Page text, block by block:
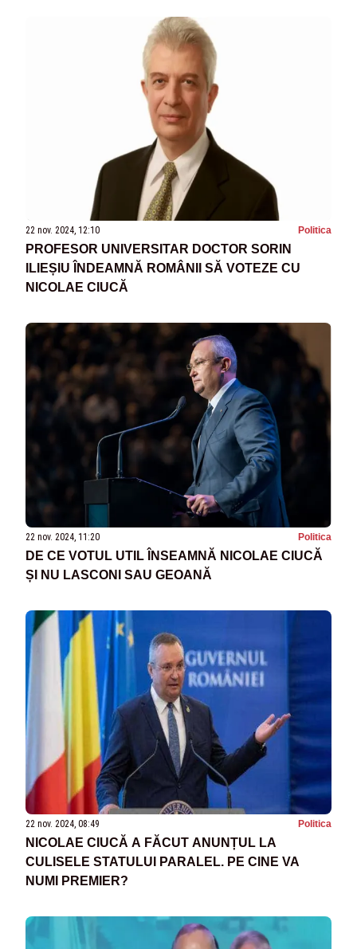
22 nov. 2024, 12:10 Politica
PROFESOR UNIVERSITAR DOCTOR SORIN
ILIEȘIU ÎNDEAMNĂ ROMÂNII SĂ VOTEZE CU
NICOLAE CIUCĂ
22 nov. 2024, 11:20 Politica
DE CE VOTUL UTIL ÎNSEAMNĂ NICOLAE CIUCĂ
ȘI NU LASCONI SAU GEOANĂ
22 nov. 2024, 08:49 Politica
NICOLAE CIUCĂ A FĂCUT ANUNȚUL LA
CULISELE STATULUI PARALEL. PE CINE VA
NUMI PREMIER?